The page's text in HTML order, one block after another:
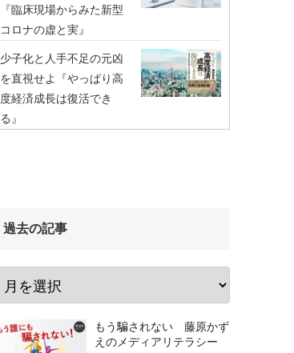
『臨床現場からみた新型
コロナの虚と実』
少子化と人手不足の元凶
を直視せよ『やっぱり高
度経済成長は復活でき
る』
過去の記事
もう騙されない 藤原かず
えのメディアリテラシー